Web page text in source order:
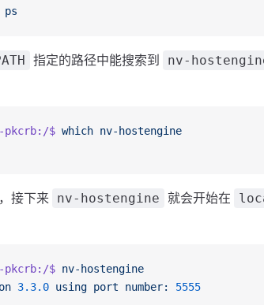
ps
指定的路径中能搜索到 nv-
pkcrb:/$ which nv-hostengine
接下来 nv-hostengine 就会开始在
pkcrb:/$ nv-hostengine
3.3.0 using port number: 5555